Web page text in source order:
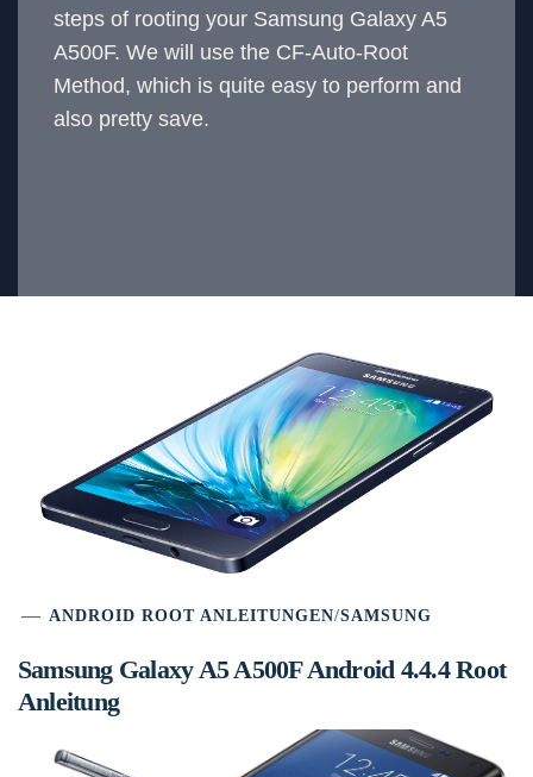
steps of rooting your Samsung Galaxy A5
A500F. We will use the CF-Auto-Root
Method, which is quite easy to perform and
also pretty save.
ANDROID ROOT ANLEITUNGEN/SAMSUNG
Samsung Galaxy A5 A500F Android 4.4.4 Root
Anleitung